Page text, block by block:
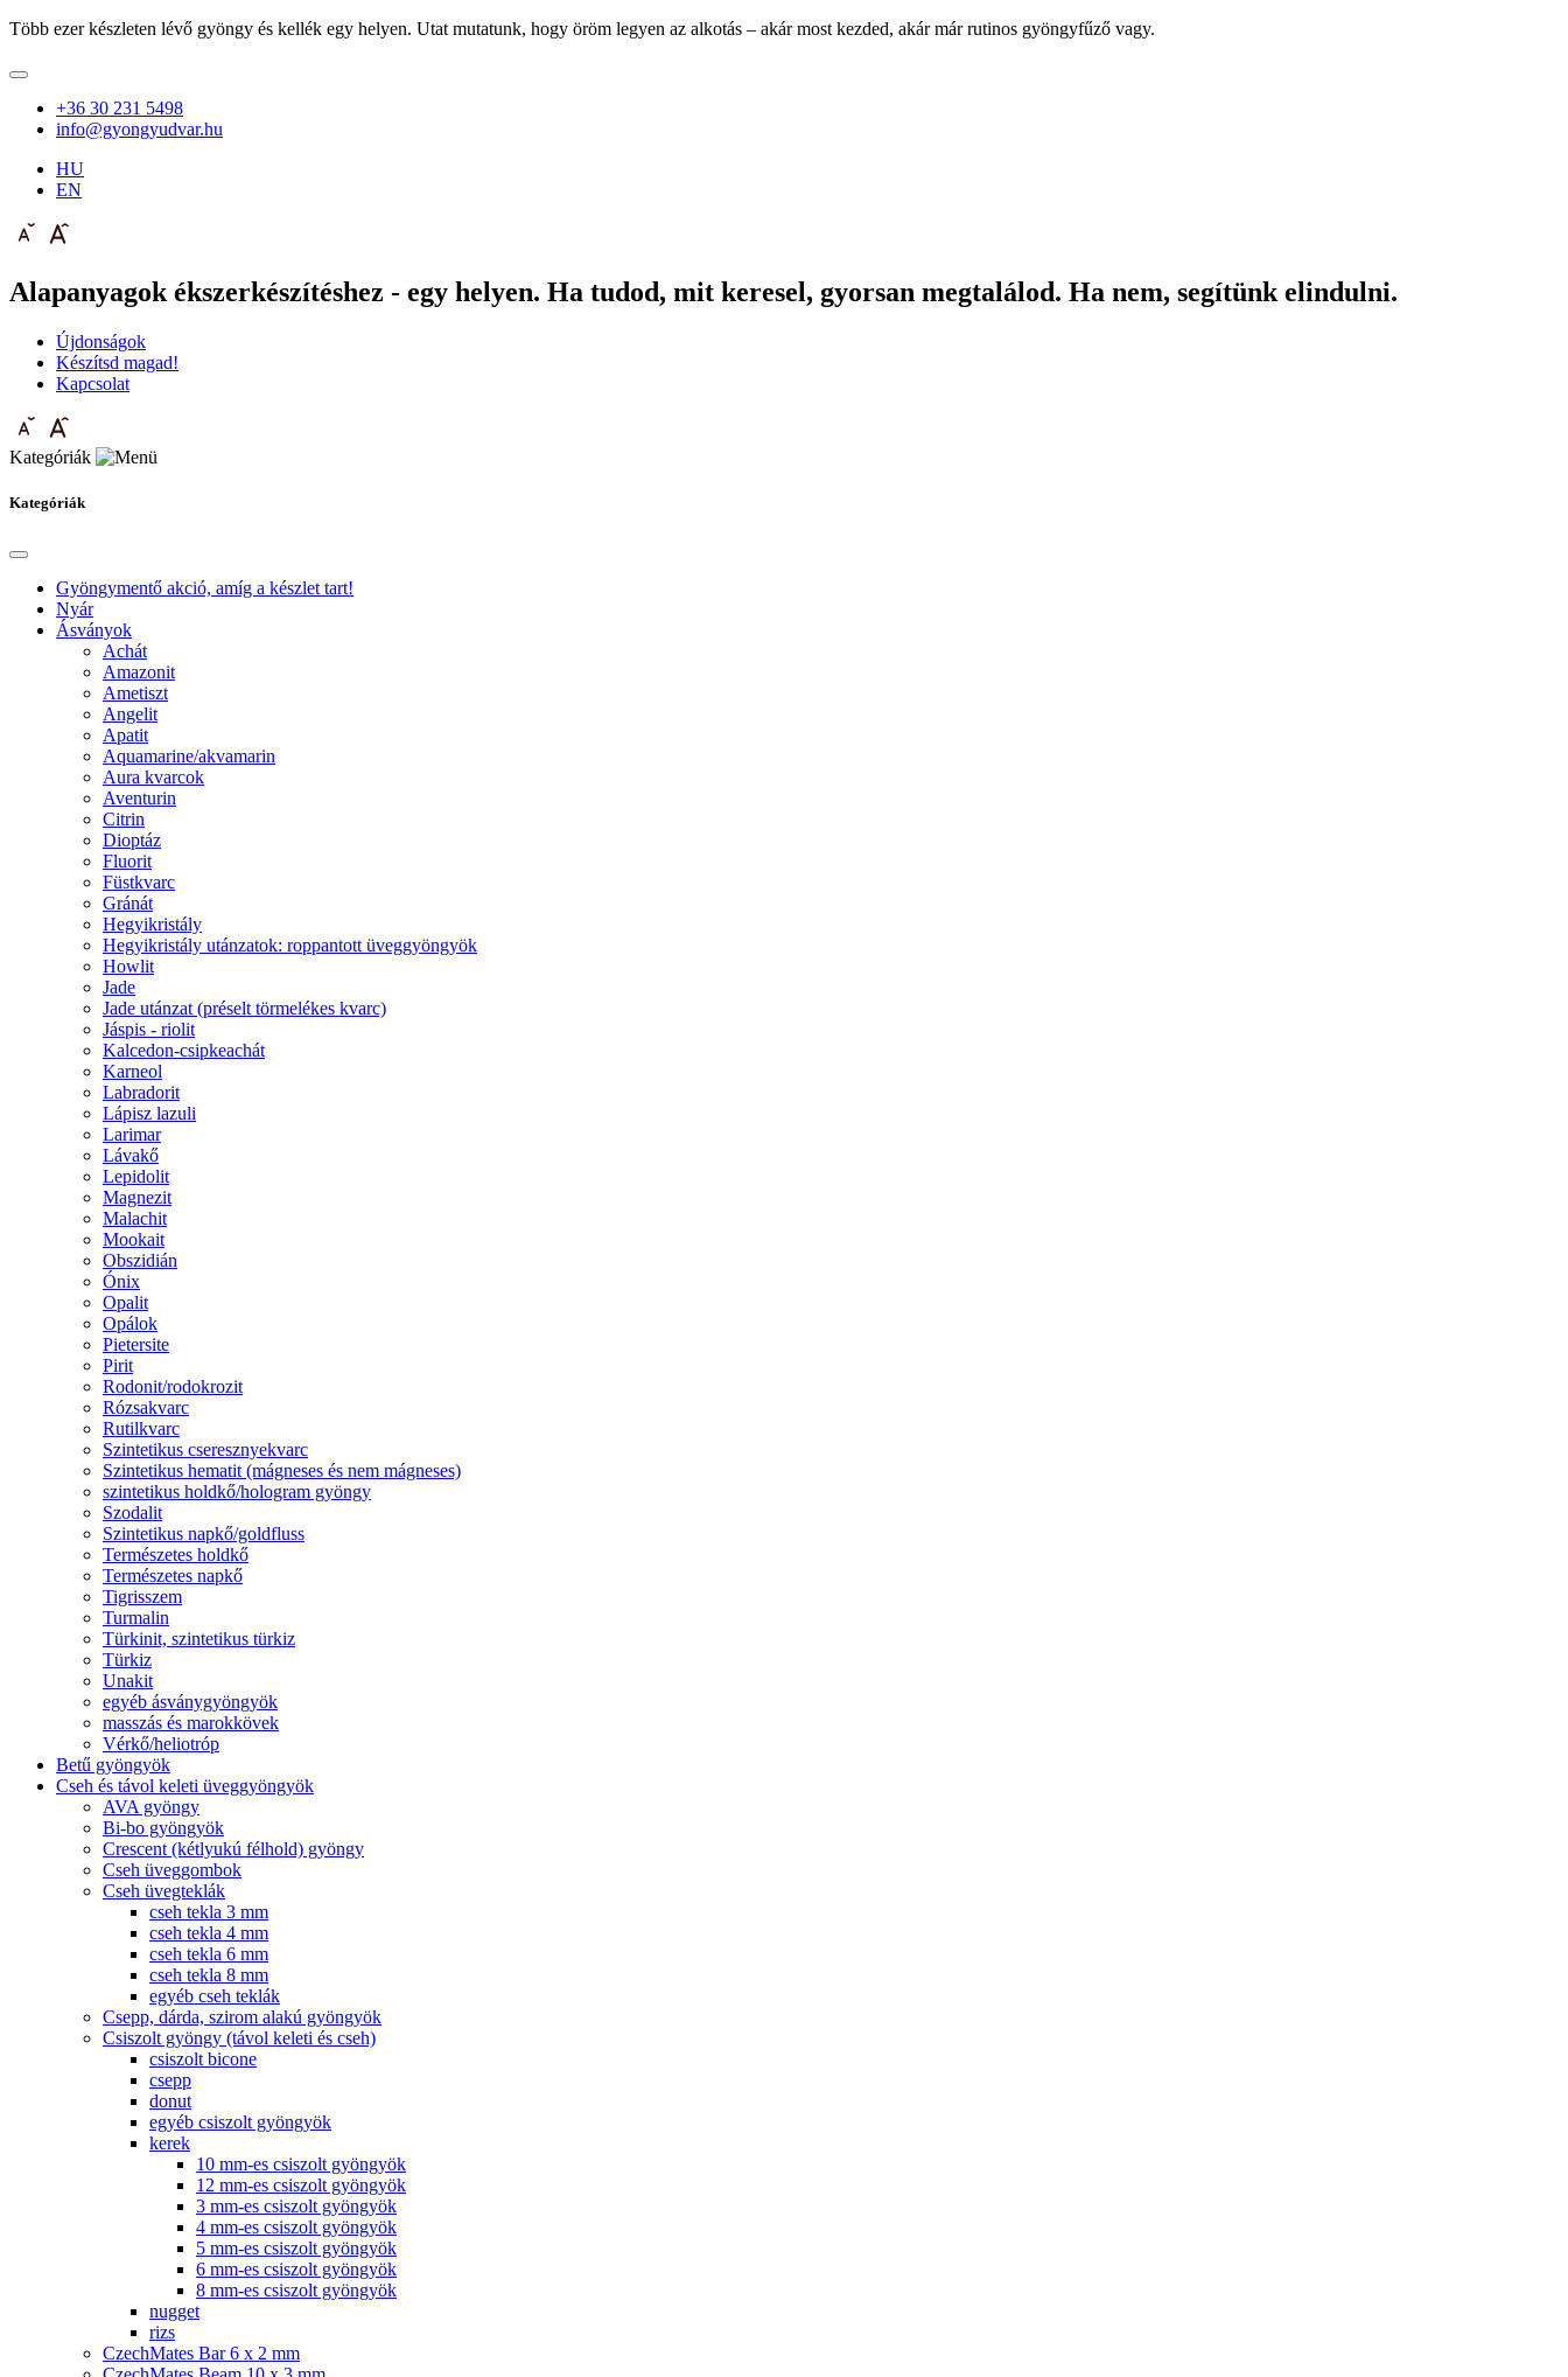
Több ezer készleten lévő gyöngy és kellék egy helyen. Utat mutatunk, hogy öröm legyen az alkotás – akár most kezded, akár már rutinos gyöngyfűző vagy.
+36 30 231 5498
info@gyongyudvar.hu
HU
EN
Alapanyagok ékszerkészítéshez - egy helyen. Ha tudod, mit keresel, gyorsan megtalálod. Ha nem, segítünk elindulni.
Újdonságok
Készítsd magad!
Kapcsolat
Kategóriák
Kategóriák
Gyöngymentő akció, amíg a készlet tart!
Nyár
Ásványok
Achát
Amazonit
Ametiszt
Angelit
Apatit
Aquamarine/akvamarin
Aura kvarcok
Aventurin
Citrin
Dioptáz
Fluorit
Füstkvarc
Gránát
Hegyikristály
Hegyikristály utánzatok: roppantott üveggyöngyök
Howlit
Jade
Jade utánzat (préselt törmelékes kvarc)
Jáspis - riolit
Kalcedon-csipkeachát
Karneol
Labradorit
Lápisz lazuli
Larimar
Lávakő
Lepidolit
Magnezit
Malachit
Mookait
Obszidián
Ónix
Opalit
Opálok
Pietersite
Pirit
Rodonit/rodokrozit
Rózsakvarc
Rutilkvarc
Szintetikus cseresznyekvarc
Szintetikus hematit (mágneses és nem mágneses)
szintetikus holdkő/hologram gyöngy
Szodalit
Szintetikus napkő/goldfluss
Természetes holdkő
Természetes napkő
Tigrisszem
Turmalin
Türkinit, szintetikus türkiz
Türkiz
Unakit
egyéb ásványgyöngyök
masszás és marokkövek
Vérkő/heliotróp
Betű gyöngyök
Cseh és távol keleti üveggyöngyök
AVA gyöngy
Bi-bo gyöngyök
Crescent (kétlyukú félhold) gyöngy
Cseh üveggombok
Cseh üvegteklák
cseh tekla 3 mm
cseh tekla 4 mm
cseh tekla 6 mm
cseh tekla 8 mm
egyéb cseh teklák
Csepp, dárda, szirom alakú gyöngyök
Csiszolt gyöngy (távol keleti és cseh)
csiszolt bicone
csepp
donut
egyéb csiszolt gyöngyök
kerek
10 mm-es csiszolt gyöngyök
12 mm-es csiszolt gyöngyök
3 mm-es csiszolt gyöngyök
4 mm-es csiszolt gyöngyök
5 mm-es csiszolt gyöngyök
6 mm-es csiszolt gyöngyök
8 mm-es csiszolt gyöngyök
nugget
rizs
CzechMates Bar 6 x 2 mm